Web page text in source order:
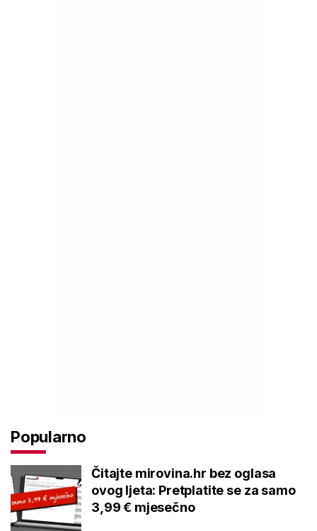
Popularno
Čitajte mirovina.hr bez oglasa
ovog ljeta: Pretplatite se za samo
3,99 € mjesečno